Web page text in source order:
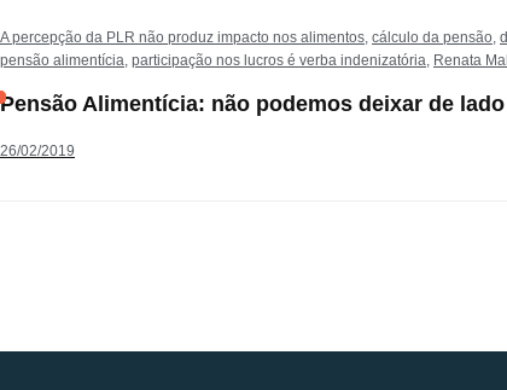
A percepção da PLR não produz impacto nos alimentos, cálculo da pensão,
pensão alimentícia, participação nos lucros é verba indenizatória, Renata
Pensão Alimentícia: não podemos deixar de
26/02/2019